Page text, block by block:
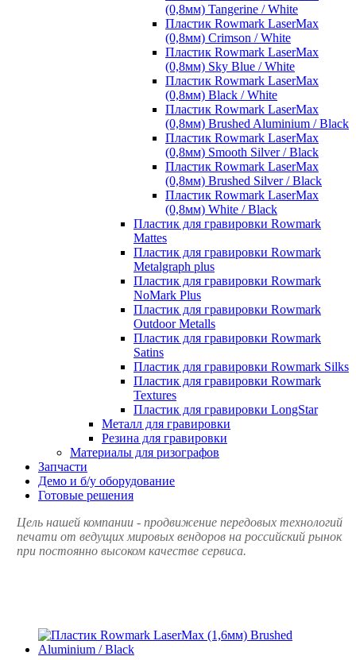
(0,8мм) Tangerine / White
Пластик Rowmark LaserMax
(0,8мм) Crimson / White
Пластик Rowmark LaserMax
(0,8мм) Sky Blue / White
Пластик Rowmark LaserMax
(0,8мм) Black / White
Пластик Rowmark LaserMax
(0,8мм) Brushed Aluminium / Black
Пластик Rowmark LaserMax
(0,8мм) Smooth Silver / Black
Пластик Rowmark LaserMax
(0,8мм) Brushed Silver / Black
Пластик Rowmark LaserMax
(0,8мм) White / Black
Пластик для гравировки Rowmark
Mattes
Пластик для гравировки Rowmark
Metalgraph plus
Пластик для гравировки Rowmark
NoMark Plus
Пластик для гравировки Rowmark
Outdoor Metalls
Пластик для гравировки Rowmark
Satins
Пластик для гравировки Rowmark Silks
Пластик для гравировки Rowmark
Textures
Пластик для гравировки LongStar
Металл для гравировки
Резина для гравировки
Материалы для ризографов
Запчасти
Демо и б/у оборудование
Готовые решения
Цель нашей компании - продвижение передовых технологий
печати от ведущих мировых вендоров на российский рынок
при постоянно высоком качестве сервиса.